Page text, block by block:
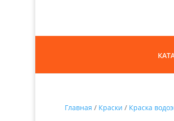
Главная / Краски / Краска